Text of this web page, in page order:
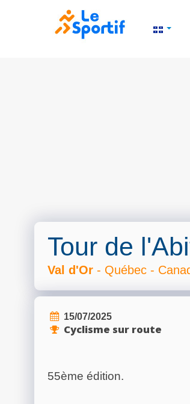
Tour de
Val d'Or - Québec -
15/07/2025
Cyclisme sur route
55ème édition.